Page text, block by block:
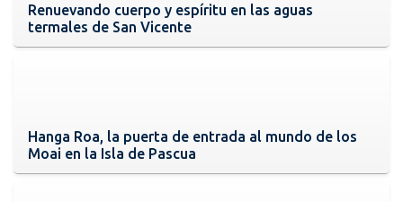
Renuevando cuerpo y espíritu en las aguas
termales de San Vicente
Hanga Roa, la puerta de entrada al mundo de los
Moai en la Isla de Pascua